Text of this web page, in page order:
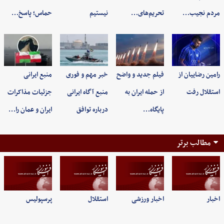
مردم نجیب…
تحریم‌های…
نیستیم
حماس؛ پاسخ…
رامین رضاییان از
استقلال رفت
فیلم جدید و واضح
از حمله ایران به
پایگاه…
خبر مهم و فوری
منبع آگاه ایرانی
درباره توافق
منبع ایرانی
جزئیات مذاکرات
ایران و عمان را…
مطالب برتر
اخبار اخبار ورزشی استقلال پرسپولیس